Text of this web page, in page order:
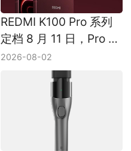
REDMI K100 Pro 系列
定档 8 月 11 日，Pro 和
Pro Max 有哪些区别
2026-08-02